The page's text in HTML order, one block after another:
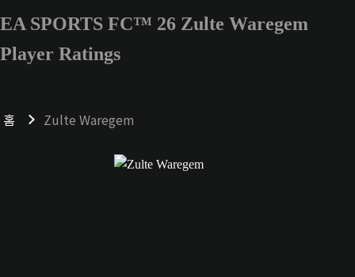
EA SPORTS FC™ 26 Zulte Waregem
Player Ratings
홈 Zulte Waregem